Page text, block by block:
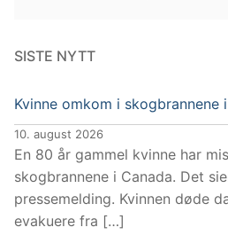
SISTE NYTT
Kvinne omkom i skogbrannene
10. august 2026
En 80 år gammel kvinne har
skogbrannene i Canada. Det
pressemelding. Kvinnen døde
evakuere fra […]